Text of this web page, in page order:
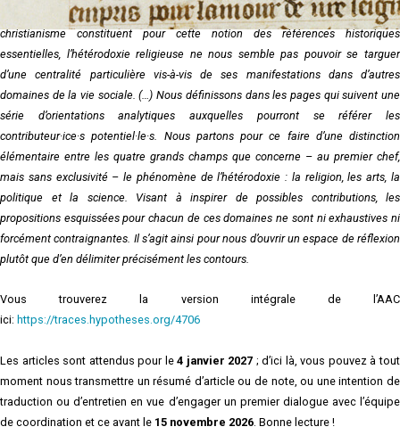
délimités. Autant le souligner d’emblée : si la religion et plus spécifiquement le
christianisme constituent pour cette notion des références historiques
essentielles, l’hétérodoxie religieuse ne nous semble pas pouvoir se targuer
d’une centralité particulière vis-à-vis de ses manifestations dans d’autres
domaines de la vie sociale. (…) Nous définissons dans les pages qui suivent une
série d’orientations analytiques auxquelles pourront se référer les
contributeur·ice·s potentiel·le·s. Nous partons pour ce faire d’une distinction
élémentaire entre les quatre grands champs que concerne – au premier chef,
mais sans exclusivité – le phénomène de l’hétérodoxie : la religion, les arts, la
politique et la science. Visant à inspirer de possibles contributions, les
propositions esquissées pour chacun de ces domaines ne sont ni exhaustives ni
forcément contraignantes. Il s’agit ainsi pour nous d’ouvrir un espace de réflexion
plutôt que d’en délimiter précisément les contours.
Vous trouverez la version intégrale de l’AAC
ici: https://traces.hypotheses.org/4706
Les articles sont attendus pour le4 janvier 2027 ; d’ici là, vous pouvez à tout
moment nous transmettre un résumé d’article ou de note, ou une intention de
traduction ou d’entretien en vue d’engager un premier dialogue avec l’équipe
de coordination et ce avant le 15 novembre 2026 . Bonne lecture !